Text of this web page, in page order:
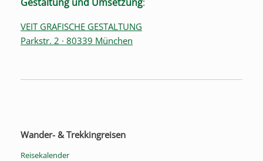
VEIT GRAFISCHE GESTALTUNG
Parkstr. 2 · 80339 München
Wander- & Trekkingreisen
Reisekalender